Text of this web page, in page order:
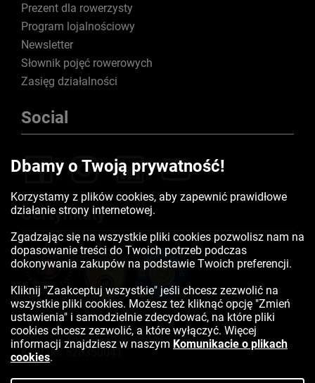
Prezent dla rowerzysty
Program lojalnościowy
Newsletter
Słownik pojęć rowerowych
Zasięg działalności
Social
Certyfikaty
Kontakt:523350041
Dbamy o Twoją prywatność!
Korzystamy z plików cookies, aby zapewnić prawidłowe
działanie strony internetowej.
Zgadzając się na wszystkie pliki cookies pozwolisz nam na
dopasowanie treści do Twoich potrzeb podczas
dokonywania zakupów na podstawie Twoich preferencji.
Kliknij "Zaakceptuj wszystkie" jeśli chcesz zezwolić na
wszystkie pliki cookies. Możesz też kliknąć opcję "Zmień
ustawienia" i samodzielnie zdecydować, na które pliki
cookies chcesz zezwolić, a które wyłączyć. Więcej
informacji znajdziesz w naszym Komunikacie o plikach
cookies.